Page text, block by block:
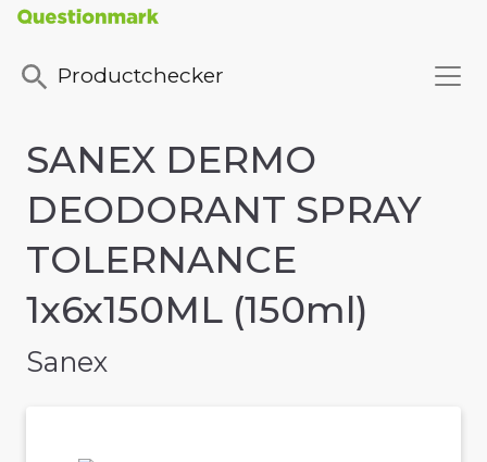
Productchecker
SANEX DERMO
DEODORANT SPRAY
TOLERNANCE
1x6x150ML (150ml)
Sanex